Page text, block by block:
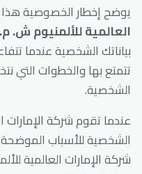
يوضح إخطار الخصوصية
العالمية للألمنيوم ش.
بياناتك الشخصية عندما
تتمتع بها والخطوات التي
الشخصية.
عندما تقوم شركة الإمارات
الشخصية للأسباب
شركة الإمارات العالمية